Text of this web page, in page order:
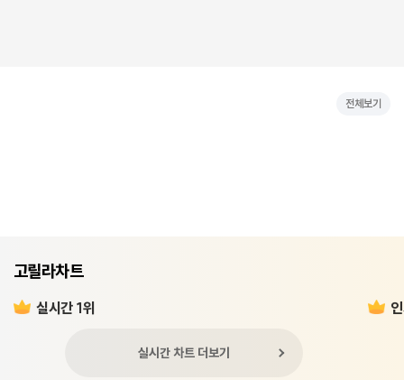
전체보기
고릴라차트
실시간 1위
실시간 차트 더보기